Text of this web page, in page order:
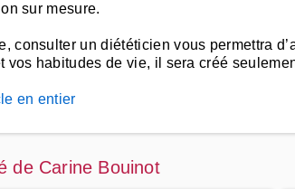
sur mesure.
consulter un diététicien vous permettra
vos habitudes de vie, il sera créé
en entier
de Carine Bouinot